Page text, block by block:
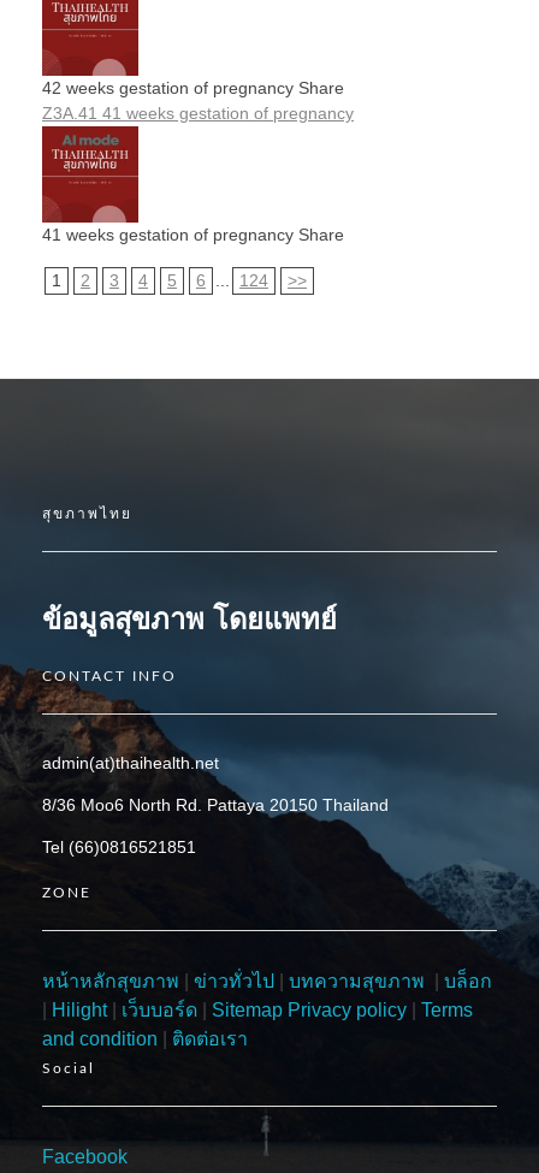
42 weeks gestation of pregnancy Share
Z3A.41 41 weeks gestation of pregnancy
41 weeks gestation of pregnancy Share
1 2 3 4 5 6 124 >>
สุขภาพไทย
ข้อมูลสุขภาพ โดยแพทย์
CONTACT INFO
admin(at)thaihealth.net
8/36 Moo6 North Rd. Pattaya 20150 Thailand
Tel (66)0816521851
ZONE
หน้าหลักสุขภาพ ข่าวทั่วไป บทความสุขภาพ
บล็อก
Hilight| เว็บบอร์ด Sitemap Privacy policy
Terms
and condition
ติดต่อเรา
Social
Facebook